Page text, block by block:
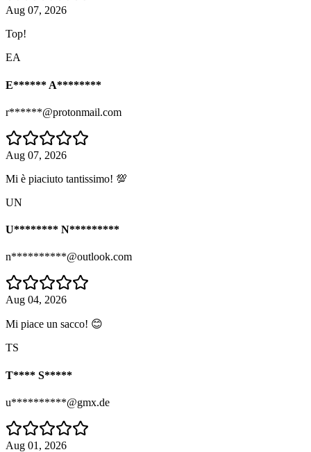
Aug 07, 2026
Top!
EA
E****** A********
r******@protonmail.com
Aug 07, 2026
Mi è piaciuto tantissimo! 💯
UN
U******** N*********
n**********@outlook.com
Aug 04, 2026
Mi piace un sacco! 😊
TS
T**** S*****
u**********@gmx.de
Aug 01, 2026